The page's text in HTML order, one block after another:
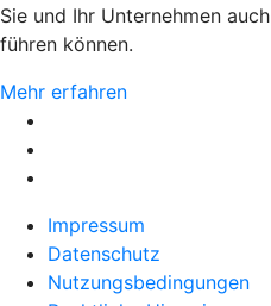
Sie und Ihr Unternehmen
führen können.
Mehr erfahren
Impressum
Datenschutz
Nutzungsbedingungen